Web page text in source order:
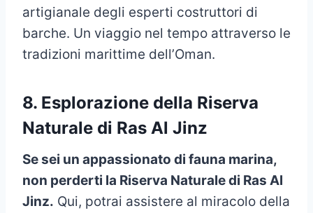
artigianale degli esperti costruttori di
barche. Un viaggio nel tempo attraverso le
tradizioni marittime dell’Oman.
8. Esplorazione della Riserva
Naturale di Ras Al Jinz
Se sei un appassionato di fauna marina,
non perderti la Riserva Naturale di Ras Al
Jinz. Qui, potrai assistere al miracolo della